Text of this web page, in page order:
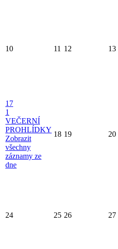
10 11 12 13
17
1
VEČERNÍ
PROHLÍDKY
Zobrazit
všechny
záznamy ze
dne
18 19 20
24 25 26 27